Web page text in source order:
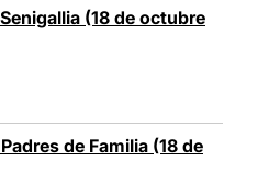
(18 de octubre
de Familia (18 de